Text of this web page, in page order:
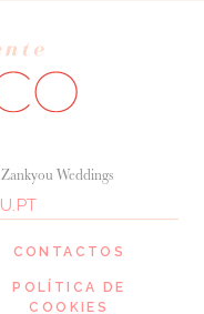
Weddings
CONTACTOS
POLÍTICA DE
COOKIES